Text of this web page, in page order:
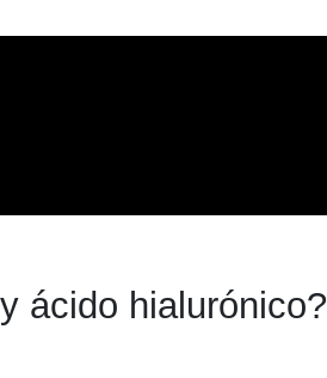
ácido hialurónico?